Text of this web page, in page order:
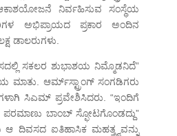
ನಿರ್ವಹಿಸುವ ಸಂಸ್ಥೆಯ
ಅಭಿಪ್ರಾಯದ ಪ್ರಕಾರ ಅಂದಿನ
ಡಾಲರುಗಳು.
ಸಕಲರ ಶುಭಾಶಯ ನಿಮ್ಮೊಡನಿದೆ”
ಮಾತು. ಆರ್ಮ್‌ಸ್ಟ್ರಾಂಗ್ ಸಂಗಡಿಗರು
ಸಿಎಮ್ ಪ್ರವೇಶಿಸಿದರು. “ಇಂದಿಗೆ
ಬಾಂಬ್ ಸ್ಫೋಟಗೊಂಡದ್ದು”
ಆ ದಿವಸದ ಐತಿಹಾಸಿಕ ಮಹತ್ತ್ವವನ್ನು